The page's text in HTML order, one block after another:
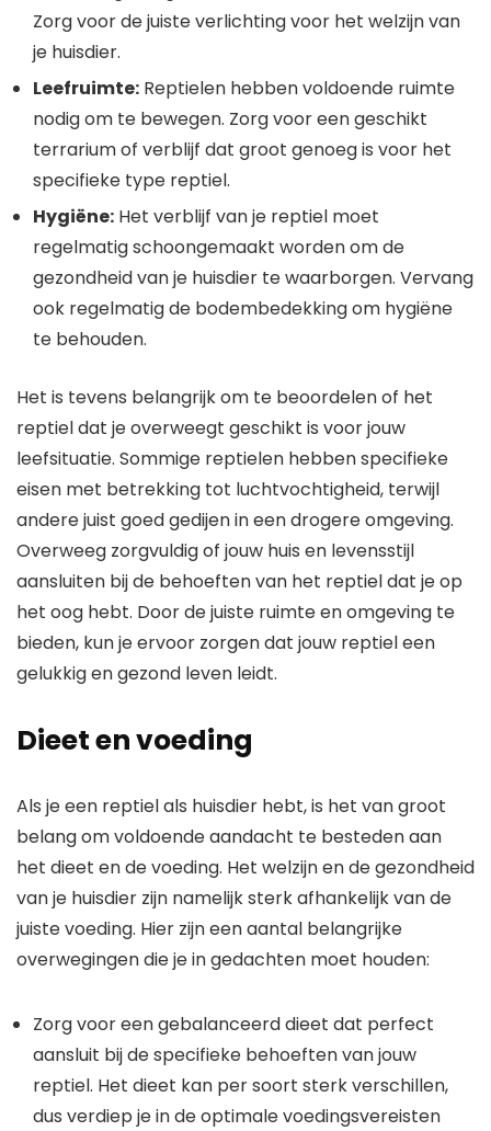
Zorg voor de juiste verlichting voor het welzijn van
je huisdier.
Leefruimte: Reptielen hebben voldoende ruimte
nodig om te bewegen. Zorg voor een geschikt
terrarium of verblijf dat groot genoeg is voor het
specifieke type reptiel.
Hygiëne: Het verblijf van je reptiel moet
regelmatig schoongemaakt worden om de
gezondheid van je huisdier te waarborgen. Vervang
ook regelmatig de bodembedekking om hygiëne
te behouden.
Het is tevens belangrijk om te beoordelen of het
reptiel dat je overweegt geschikt is voor jouw
leefsituatie. Sommige reptielen hebben specifieke
eisen met betrekking tot luchtvochtigheid, terwijl
andere juist goed gedijen in een drogere omgeving.
Overweeg zorgvuldig of jouw huis en levensstijl
aansluiten bij de behoeften van het reptiel dat je op
het oog hebt. Door de juiste ruimte en omgeving te
bieden, kun je ervoor zorgen dat jouw reptiel een
gelukkig en gezond leven leidt.
Dieet en voeding
Als je een reptiel als huisdier hebt, is het van groot
belang om voldoende aandacht te besteden aan
het dieet en de voeding. Het welzijn en de gezondheid
van je huisdier zijn namelijk sterk afhankelijk van de
juiste voeding. Hier zijn een aantal belangrijke
overwegingen die je in gedachten moet houden:
Zorg voor een gebalanceerd dieet dat perfect
aansluit bij de specifieke behoeften van jouw
reptiel. Het dieet kan per soort sterk verschillen,
dus verdiep je in de optimale voedingsvereisten